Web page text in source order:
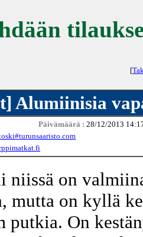
[
Alumiinisia
Päivämäärä : 28/12/2013
niissä on
mutta on kyllä
putkia. On